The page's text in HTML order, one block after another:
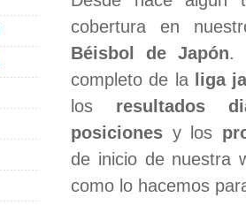
cobertura en
Béisbol de Japón.
completo de la
liga
los resultados
posiciones y los
de inicio de nuestra
como lo hacemos